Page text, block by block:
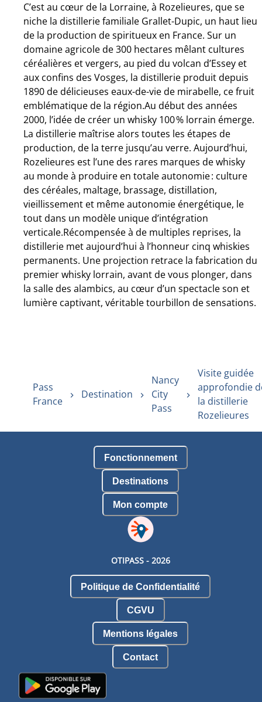
C’est au cœur de la Lorraine, à Rozelieures, que se
niche la distillerie familiale Grallet-Dupic, un haut lieu
de la production de spiritueux en France. Sur un
domaine agricole de 300 hectares mêlant cultures
céréalières et vergers, au pied du volcan d’Essey et
aux confins des Vosges, la distillerie produit depuis
1890 de délicieuses eaux-de-vie de mirabelle, ce fruit
emblématique de la région.Au début des années
2000, l’idée de créer un whisky 100 % lorrain émerge.
La distillerie maîtrise alors toutes les étapes de
production, de la terre jusqu’au verre. Aujourd’hui,
Rozelieures est l’une des rares marques de whisky
au monde à produire en totale autonomie : culture
des céréales, maltage, brassage, distillation,
vieillissement et même autonomie énergétique, le
tout dans un modèle unique d’intégration
verticale.Récompensée à de multiples reprises, la
distillerie met aujourd’hui à l’honneur cinq whiskies
permanents. Une projection retrace la fabrication du
premier whisky lorrain, avant de vous plonger, dans
la salle des alambics, au cœur d’un spectacle son et
lumière captivant, véritable tourbillon de sensations.
Pass
France
Destination
Nancy
City
Pass
Visite guidée
approfondie
la distillerie
Rozelieures
Fonctionnement
Destinations
Mon compte
OTIPASS - 2026
Politique de Confidentialité
CGVU
Mentions légales
Contact